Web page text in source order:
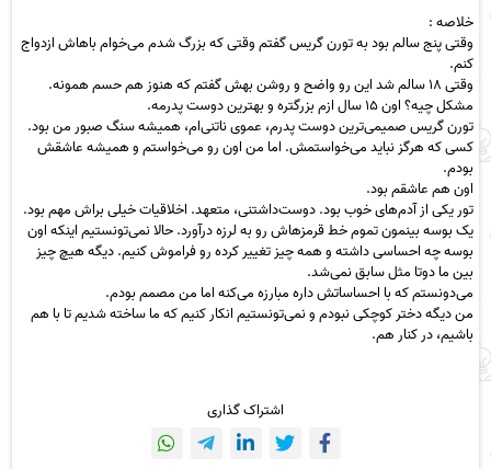
خلاصه :
وقتی پنج سالم بود به تورن گریس گفتم وقتی که بزرگ شدم می‌خوام باهاش ازدواج
کنم.
وقتی ۱۸ سالم شد این رو واضح و روشن بهش گفتم که هنوز هم حسم همونه.
مشکل چیه؟ اون ۱۵ سال ازم بزرگتره و بهترین دوست پدرمه.
تورن گریس صمیمی‌ترین دوست پدرم، عموی ناتنی‌ام، همیشه سنگ صبور من بود.
کسی که هرگز نباید می‌خواستمش. اما من اون رو می‌خواستم و همیشه عاشقش
بودم.
اون هم عاشقم بود.
تور یکی از آدم‌های خوب بود. دوست‌داشتنی، متعهد. اخلاقیات خیلی براش مهم بود.
یک بوسه بینمون تموم خط قرمزهاش رو به لرزه درآورد. حالا نمی‌تونستیم اینکه اون
بوسه چه احساسی داشته و همه چیز تغییر کرده رو فراموش کنیم. دیگه هیچ چیز
بین ما دوتا مثل سابق نمی‌شد.
می‌دونستم که با احساساتش داره مبارزه می‌کنه اما من مصمم بودم.
من دیگه دختر کوچکی نبودم و نمی‌تونستیم انکار کنیم که ما ساخته شدیم تا با هم
باشیم، در کنار هم.
اشتراک گذاری